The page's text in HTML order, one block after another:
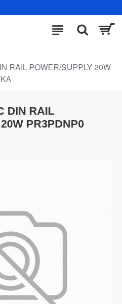
RAIL POWER/SUPPLY 20W
DIN RAIL
PR3PDNP0